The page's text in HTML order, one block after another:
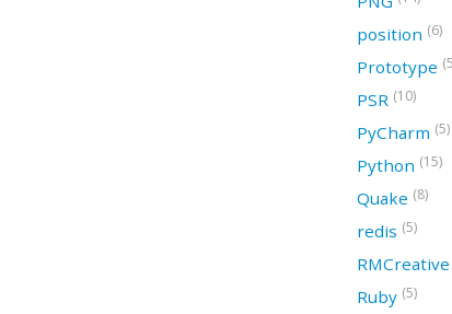
position (6)
Prototype
PSR (10)
PyCharm (5)
Python (15)
Quake (8)
redis (5)
RMCreative
Ruby (5)